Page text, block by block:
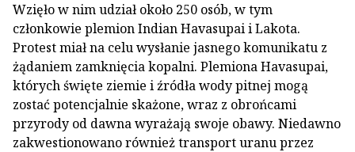
Wzięło w nim udział około 250 osób, w tym
członkowie plemion Indian Havasupai i Lakota.
Protest miał na celu wysłanie jasnego komunikatu z
żądaniem zamknięcia kopalni. Plemiona Havasupai,
których święte ziemie i źródła wody pitnej mogą
zostać potencjalnie skażone, wraz z obrońcami
przyrody od dawna wyrażają swoje obawy. Niedawno
zakwestionowano również transport uranu przez